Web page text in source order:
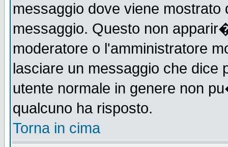
messaggio dove viene mostrato
messaggio. Questo non
moderatore o l'amministratore
lasciare un messaggio che
utente normale in genere non
qualcuno ha risposto.
Torna in cima